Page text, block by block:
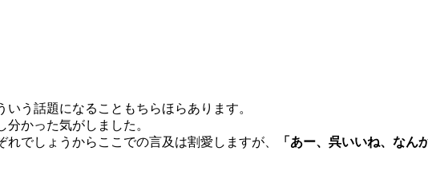
う話題になることもちらほらあります。
かった気がしました。
でしょうからここでの言及は割愛しますが、
「あー、呉いいね、なん